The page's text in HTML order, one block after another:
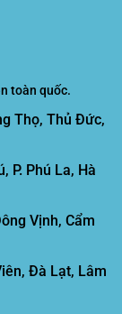
toàn quốc.
Thọ, Thủ Đức,
P. Phú La, Hà
Vịnh, Cẩm
Đà Lạt, Lâm